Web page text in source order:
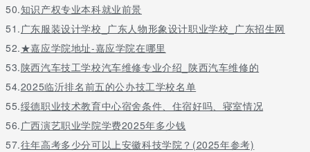
50.知识产权专业本科就业前景
51. 广东服装设计学校_广东人物形象设计职业学校_广东招生网
52.★嘉应学院地址-嘉应学院在哪里
53.陕西汽车技工学校汽车维修专业介绍_陕西汽车维修的
54.2025临沂排名前五的公办技工学校名单
55.绥德职业技术教育中心宿舍条件、住宿好吗、寝室情况
56. 广西演艺职业学院学费2025年多少钱
57.往年高考多少分可以上安徽科技学院？(2025年参考)